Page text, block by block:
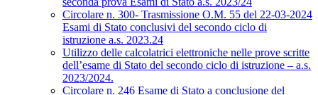
Circolare n. 300- Trasmissione O.M. 55 del 22-03-2024
Esami di Stato conclusivi del secondo ciclo di
istruzione a.s. 2023.24
Utilizzo delle calcolatrici elettroniche nelle prove scritte
dell’esame di Stato del secondo ciclo di istruzione – a.s.
2023/2024.
Circolare n. 246 Esame di Stato a conclusione del